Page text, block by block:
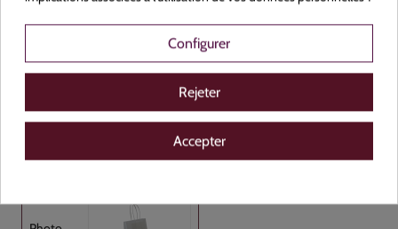
NON
Blanc
190+80x240
Configurer
Rejeter
Accepter